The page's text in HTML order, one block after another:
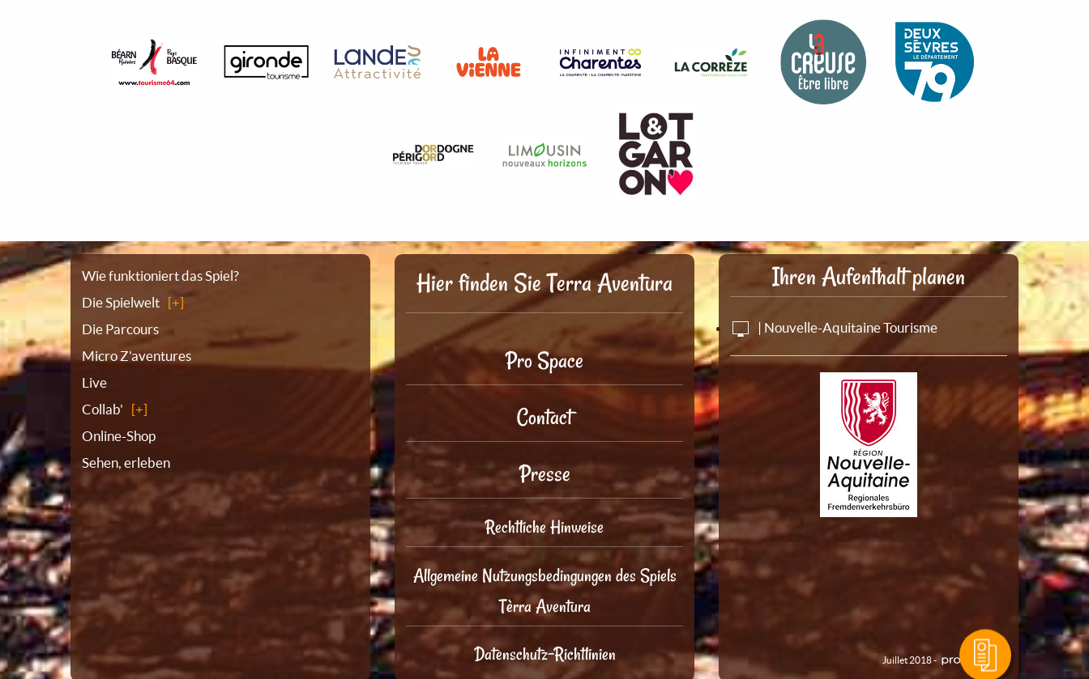
Sitemap
Wie funktioniert das Spiel?
Die Spielwelt
Die Parcours
Micro Z'aventures
Live
Collab'
Online-Shop
Sehen, erleben
Hier finden Sie Terra Aventura
Pro Space
Contact
Presse
Rechtliche Hinweise
Allgemeine Nutzungsbedingungen des Spiels
Tèrra Aventura
Datenschutz-Richtlinien
Ihren Aufenthalt planen
| Nouvelle-Aquitaine Tourisme
Juillet 2018 -